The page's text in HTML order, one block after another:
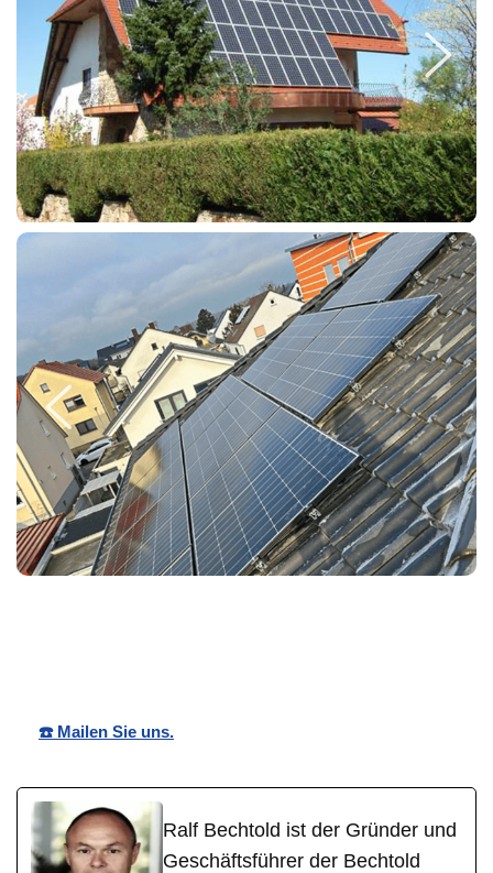
☎️ Mailen Sie uns.
Ralf Bechtold ist der Gründer und
Geschäftsführer der Bechtold